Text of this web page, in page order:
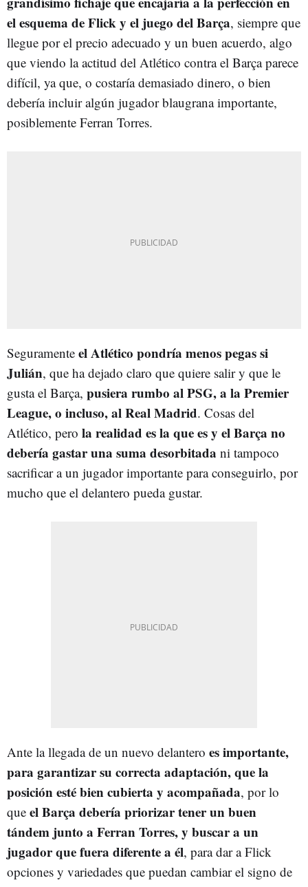
el esquema de Flick y el juego del Barça, siempre que
llegue por el precio adecuado y un buen acuerdo, algo
que viendo la actitud del Atlético contra el Barça parece
difícil, ya que, o costaría demasiado dinero, o bien
debería incluir algún jugador blaugrana importante,
posiblemente Ferran Torres.
Seguramente el Atlético pondría menos pegas si
Julián, que ha dejado claro que quiere salir y que le
gusta el Barça, pusiera rumbo al PSG, a la Premier
League, o incluso, al Real Madrid. Cosas del
Atlético, pero la realidad es la que es y el Barça no
debería gastar una suma desorbitada ni tampoco
sacrificar a un jugador importante para conseguirlo, por
mucho que el delantero pueda gustar.
Ante la llegada de un nuevo delantero es importante,
para garantizar su correcta adaptación, que la
posición esté bien cubierta y acompañada, por lo
que el Barça debería priorizar tener un buen
tándem junto a Ferran Torres, y buscar a un
jugador que fuera diferente a él, para dar a Flick
opciones y variedades que puedan cambiar el signo de